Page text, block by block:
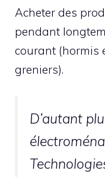
Acheter des
pendant
courant (hormis
greniers).
D’autant